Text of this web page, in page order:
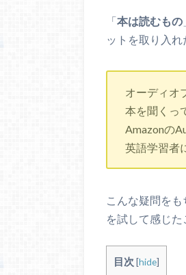
「本は読むもの
ットを取り入れ
オーディオ
本を聞くっ
Amazonの
英語学習者
こんな疑問をも
を試して感じた
目次 [hide]